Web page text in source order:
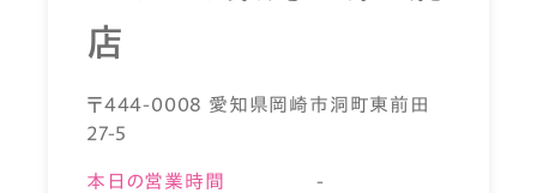
店
〒444-0008 愛知県岡崎市洞町東前田
27-5
本日の営業時間 -